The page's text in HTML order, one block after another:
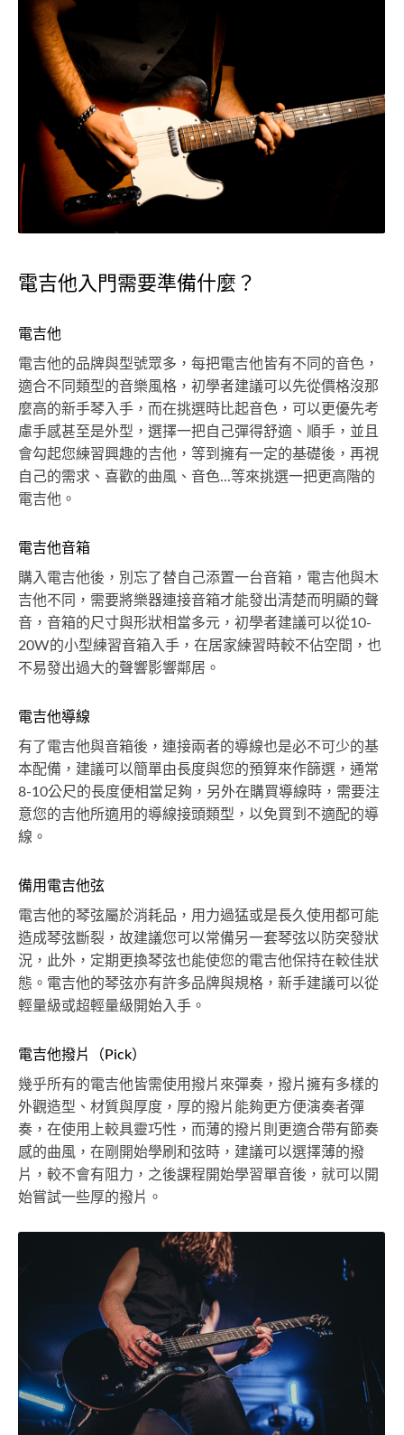
電吉他入門需要準備什麼？
電吉他
電吉他的品牌與型號眾多，每把電吉他皆有不同的音色，
適合不同類型的音樂風格，初學者建議可以先從價格沒那
麼高的新手琴入手，而在挑選時比起音色，可以更優先考
慮手感甚至是外型，選擇一把自己彈得舒適、順手，並且
會勾起您練習興趣的吉他，等到擁有一定的基礎後，再視
自己的需求、喜歡的曲風、音色...等來挑選一把更高階的
電吉他。
電吉他音箱
購入電吉他後，別忘了替自己添置一台音箱，電吉他與木
吉他不同，需要將樂器連接音箱才能發出清楚而明顯的聲
音，音箱的尺寸與形狀相當多元，初學者建議可以從10-
20W的小型練習音箱入手，在居家練習時較不佔空間，也
不易發出過大的聲響影響鄰居。
電吉他導線
有了電吉他與音箱後，連接兩者的導線也是必不可少的基
本配備，建議可以簡單由長度與您的預算來作篩選，通常
8-10公尺的長度便相當足夠，另外在購買導線時，需要注
意您的吉他所適用的導線接頭類型，以免買到不適配的導
線。
備用電吉他弦
電吉他的琴弦屬於消耗品，用力過猛或是長久使用都可能
造成琴弦斷裂，故建議您可以常備另一套琴弦以防突發狀
況，此外，定期更換琴弦也能使您的電吉他保持在較佳狀
態。電吉他的琴弦亦有許多品牌與規格，新手建議可以從
輕量級或超輕量級開始入手。
電吉他撥片（Pick）
幾乎所有的電吉他皆需使用撥片來彈奏，撥片擁有多樣的
外觀造型、材質與厚度，厚的撥片能夠更方便演奏者彈
奏，在使用上較具靈巧性，而薄的撥片則更適合帶有節奏
感的曲風，在剛開始學刷和弦時，建議可以選擇薄的撥
片，較不會有阻力，之後課程開始學習單音後，就可以開
始嘗試一些厚的撥片。